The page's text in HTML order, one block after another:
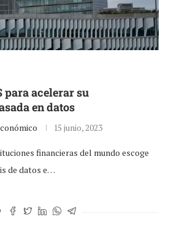
para acelerar su
en datos
15 junio, 2023
financieras del mundo escoge
de datos e…